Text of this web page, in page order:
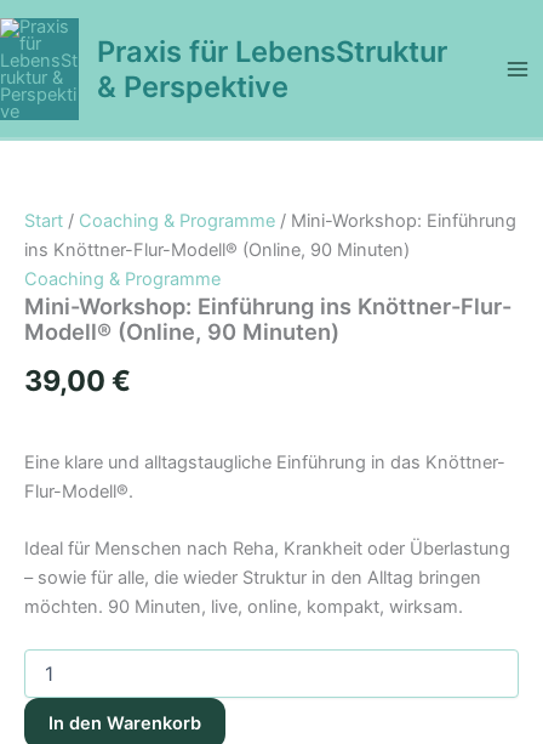
Zum
Inhalt
springen
Praxis für LebensStruktur
& Perspektive
Start / Coaching & Programme / Mini-Workshop: Einführung
ins Knöttner-Flur-Modell® (Online, 90 Minuten)
Coaching & Programme
Mini-Workshop: Einführung ins Knöttner-Flur-
Modell® (Online, 90 Minuten)
39,00 €
Eine klare und alltagstaugliche Einführung in das Knöttner-
Flur-Modell®.
Ideal für Menschen nach Reha, Krankheit oder Überlastung
– sowie für alle, die wieder Struktur in den Alltag bringen
möchten. 90 Minuten, live, online, kompakt, wirksam.
Mini-
Workshop:
Einführung
ins
In den Warenkorb